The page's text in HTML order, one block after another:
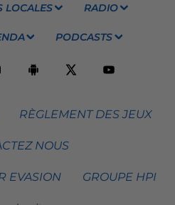
LOCALES RADIO
PODCASTS
RÈGLEMENT DES JEUX
NOUS
EVASION GROUPE HPI